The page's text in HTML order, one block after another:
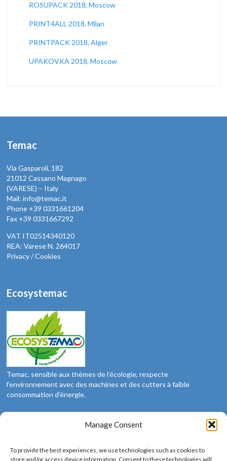
Manage Consent
To provide the best experiences, we use technologies such as cookies to
store and/or access device information. Consent to these technologies will
ROSUPACK 2018, Moscow
PRINT4ALL 2018, Milan
PRINTPACK 2018, Alger
UPAKOVKA 2018, Moscow
Temac
Via Gasparoli, 182
21012 Cassano Magnago
(VARESE) – Italy
Mail: info@temac.it
Phone +39 0331661204
Fax +39 0331667292
VAT IT02514340120
REA: Varese N. 264017
Privacy / Cookies
Ecosystemac
Temac, sensible aux thèmes de l’écologie, respecte
l’environnement avec des machines et des cutters à faible
consommation d’énergie.
Nous sommes sur les médias sociaux: suivez-nous